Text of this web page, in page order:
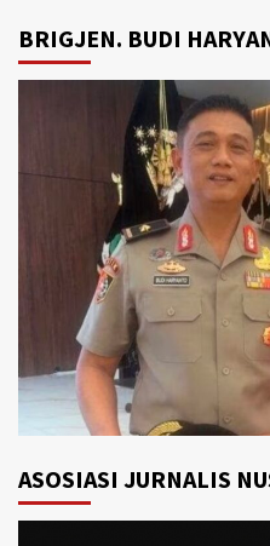
BRIGJEN. BUDI
ASOSIASI JURNALIS